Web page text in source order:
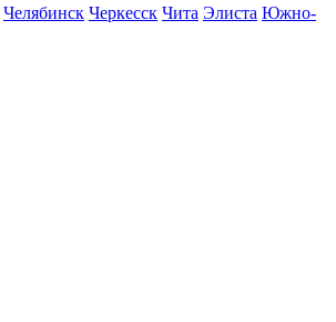
Челябинск Черкесск Чита Элиста Южно-